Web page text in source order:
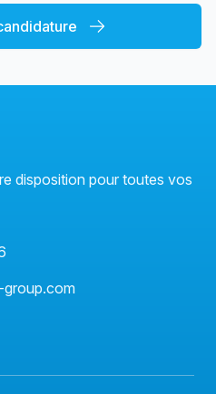
disposition pour toutes vos
group.com